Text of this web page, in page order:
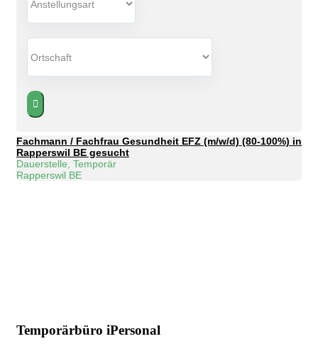
Fachmann / Fachfrau Gesundheit EFZ (m/w/d) (80-100%) in
Rapperswil BE gesucht
Dauerstelle, Temporär
Rapperswil BE
Temporärbüro iPersonal